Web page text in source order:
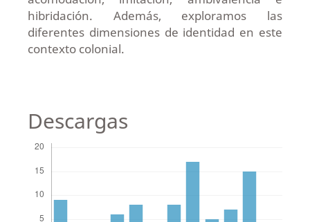
hibridación. Además, exploramos las
diferentes dimensiones de identidad en este
contexto colonial.
Descargas